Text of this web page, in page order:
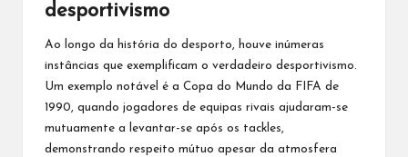
desportivismo
Ao longo da história do desporto, houve inúmeras
instâncias que exemplificam o verdadeiro desportivismo.
Um exemplo notável é a Copa do Mundo da FIFA de
1990, quando jogadores de equipas rivais ajudaram-se
mutuamente a levantar-se após os tackles,
demonstrando respeito mútuo apesar da atmosfera